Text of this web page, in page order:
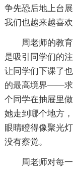
争先恐后地上台
我们也越来越喜
周老师的教育
是吸引同学们的
让同学们下课了
的最高境界——求
个同学在抽屉里
她走到哪个地方
眼睛瞪得像聚光
没有察觉。
周老师对每一